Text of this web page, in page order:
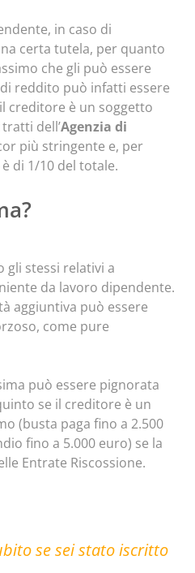
in caso di
certa tutela, per quanto
che gli può essere
reddito può infatti essere
creditore è un soggetto
dell’Agenzia di
più stringente e, per
di 1/10 del totale.
gli stessi relativi a
da lavoro dipendente.
aggiuntiva può essere
come pure
può essere pignorata
se il creditore è un
(busta paga fino a 2.500
fino a 5.000 euro) se la
Entrate Riscossione.
se sei stato iscritto